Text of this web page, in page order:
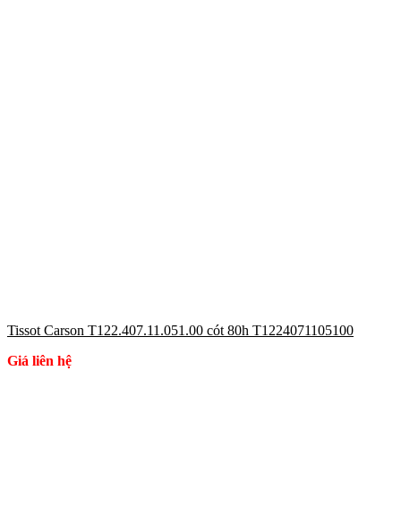
Tissot Carson T122.407.11.051.00 cót 80h T1224071105100
Giá liên hệ